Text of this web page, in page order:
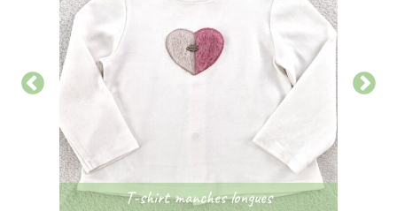
T-shirt manches longues